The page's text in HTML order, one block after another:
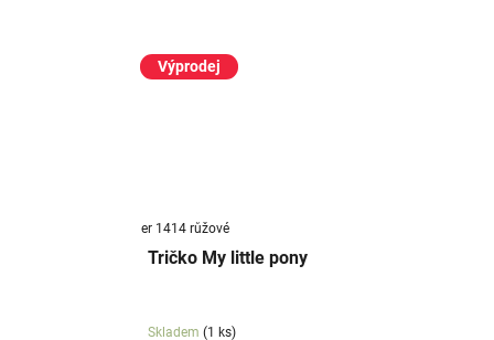
Výprodej
er 1414 růžové
Tričko My little pony
Skladem (1 ks)